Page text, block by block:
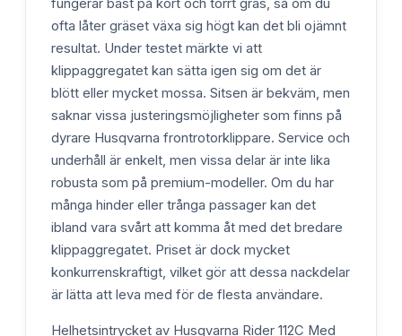
fungerar bäst på kort och torrt gräs, så om du
ofta låter gräset växa sig högt kan det bli ojämnt
resultat. Under testet märkte vi att
klippaggregatet kan sätta igen sig om det är
blött eller mycket mossa. Sitsen är bekväm, men
saknar vissa justeringsmöjligheter som finns på
dyrare Husqvarna frontrotorklippare. Service och
underhåll är enkelt, men vissa delar är inte lika
robusta som på premium-modeller. Om du har
många hinder eller trånga passager kan det
ibland vara svårt att komma åt med det bredare
klippaggregatet. Priset är dock mycket
konkurrenskraftigt, vilket gör att dessa nackdelar
är lätta att leva med för de flesta användare.
Helhetsintrycket av Husqvarna Rider 112C Med